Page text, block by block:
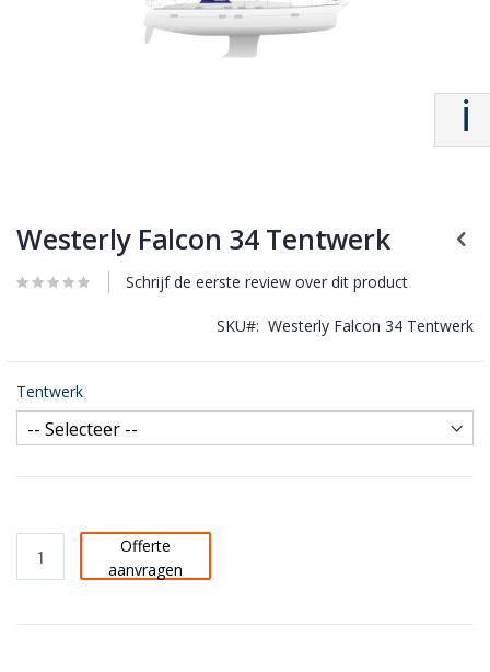
Westerly Falcon 34 Tentwerk
Schrijf de eerste review over dit product
SKU Westerly Falcon 34 Tentwerk
Tentwerk
Offerte
aanvragen